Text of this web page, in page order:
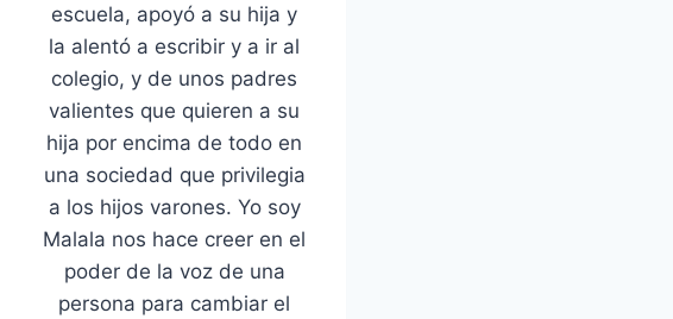
escuela, apoyó a su hija y
la alentó a escribir y a ir al
colegio, y de unos padres
valientes que quieren a su
hija por encima de todo en
una sociedad que privilegia
a los hijos varones. Yo soy
Malala nos hace creer en el
poder de la voz de una
persona para cambiar el